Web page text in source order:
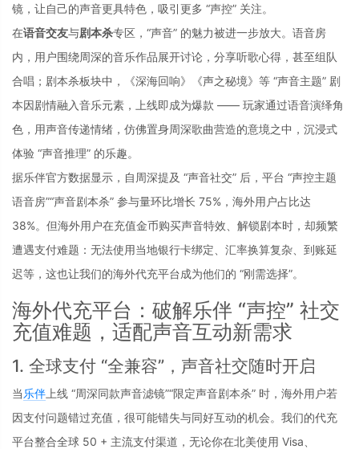
镜，让自己的声音更具特色，吸引更多 “声控” 关注。
在语音交友与剧本杀专区，“声音” 的魅力被进一步放大。语音房
内，用户围绕周深的音乐作品展开讨论，分享听歌心得，甚至组队
合唱；剧本杀板块中，《深海回响》《声之秘境》等 “声音主题” 剧
本因剧情融入音乐元素，上线即成为爆款 —— 玩家通过语音演绎角
色，用声音传递情绪，仿佛置身周深歌曲营造的意境之中，沉浸式
体验 “声音推理” 的乐趣。
据乐伴官方数据显示，自周深提及 “声音社交” 后，平台 “声控主题
语音房”“声音剧本杀” 参与量环比增长 75%，海外用户占比达
38%。但海外用户在充值金币购买声音特效、解锁剧本时，却频繁
遭遇支付难题：无法使用当地银行卡绑定、汇率换算复杂、到账延
迟等，这也让我们的海外代充平台成为他们的 “刚需选择”。
海外代充平台：破解乐伴 “声控” 社交
充值难题，适配声音互动新需求
1. 全球支付 “全兼容”，声音社交随时开启
当 乐伴 上线 “周深同款声音滤镜”“限定声音剧本杀” 时，海外用户若
因支付问题错过充值，很可能错失与同好互动的机会。我们的代充
平台整合全球 50 + 主流支付渠道，无论你在北美使用 Visa、